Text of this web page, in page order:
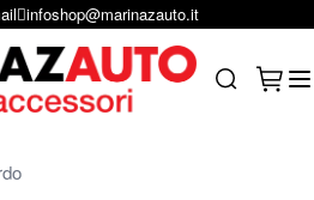
+39 331 1804865